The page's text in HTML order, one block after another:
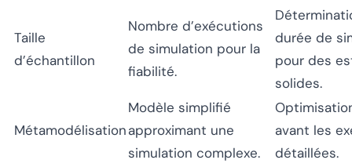
Taille
d’échantillon
Nombre d’exécutions
de simulation pour la
fiabilité.
durée de
pour des
solides.
Métamodélisation
Modèle simplifié
approximant une
simulation complexe.
avant les
détaillées.